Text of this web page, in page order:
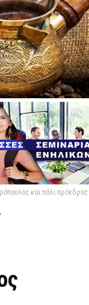
και πάλι πρόεδρος